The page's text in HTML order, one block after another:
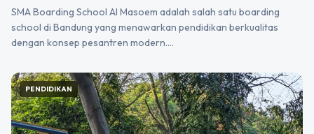
SMA Boarding School Al Masoem adalah salah satu boarding
school di Bandung yang menawarkan pendidikan berkualitas
dengan konsep pesantren modern.…
PENDIDIKAN